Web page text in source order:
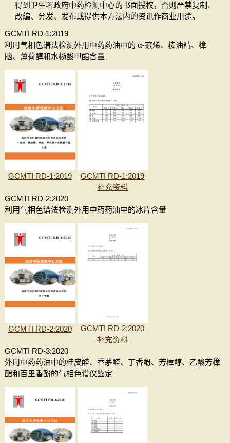
得到卫生署政府中药检测中心的书面授权，否则严禁复制、
改编、分发、发布或提供本方法内的资讯作商业用途。
GCMTI RD-1:2019
利用气相色谱法检测外用中药药油中的 α-蒎烯、桉油精、樟
脑、薄荷醇和水杨酸甲酯含量
GCMTI RD-1:2019
GCMTI RD-1:2019
补充资料
GCMTI RD-2:2020
利用气相色谱法检测外用中药药油中的冰片含量
GCMTI RD-2:2020
GCMTI RD-2:2020
补充资料
GCMTI RD-3:2020
外用中药药油中的桂皮醛、香茅醛、丁香酚、芳樟醇、乙酸芳樟
酯和百里香酚的气相色谱仪鉴定